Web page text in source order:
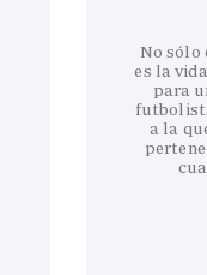
No sólo
es la
para
a la